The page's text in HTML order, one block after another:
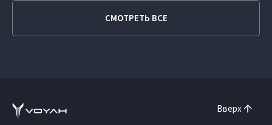
СМОТРЕТЬ ВСЕ
Вверх